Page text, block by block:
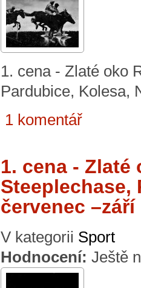
1. cena - Zlaté oko
Pardubice, Kolesa,
1 komentář
1. cena - Zlaté
Steeplechase,
červenec –září
V kategorii Sport
Hodnocení: Ještě